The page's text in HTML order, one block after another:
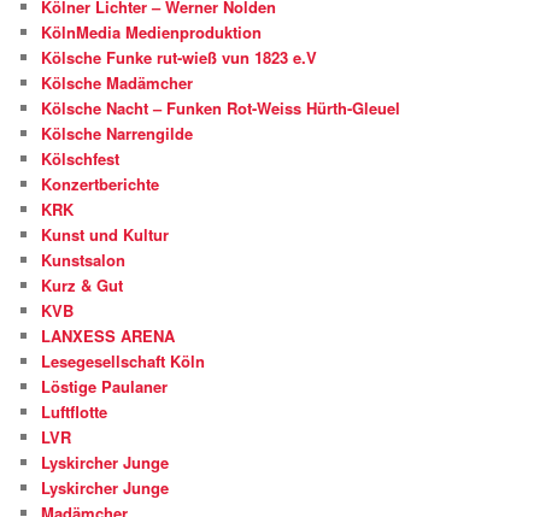
Kölner Lichter – Werner Nolden
KölnMedia Medienproduktion
Kölsche Funke rut-wieß vun 1823 e.V
Kölsche Madämcher
Kölsche Nacht – Funken Rot-Weiss Hürth-Gleuel
Kölsche Narrengilde
Kölschfest
Konzertberichte
KRK
Kunst und Kultur
Kunstsalon
Kurz & Gut
KVB
LANXESS ARENA
Lesegesellschaft Köln
Löstige Paulaner
Luftflotte
LVR
Lyskircher Junge
Lyskircher Junge